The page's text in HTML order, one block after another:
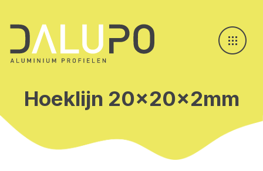
Hoeklijn 20x20x2mm